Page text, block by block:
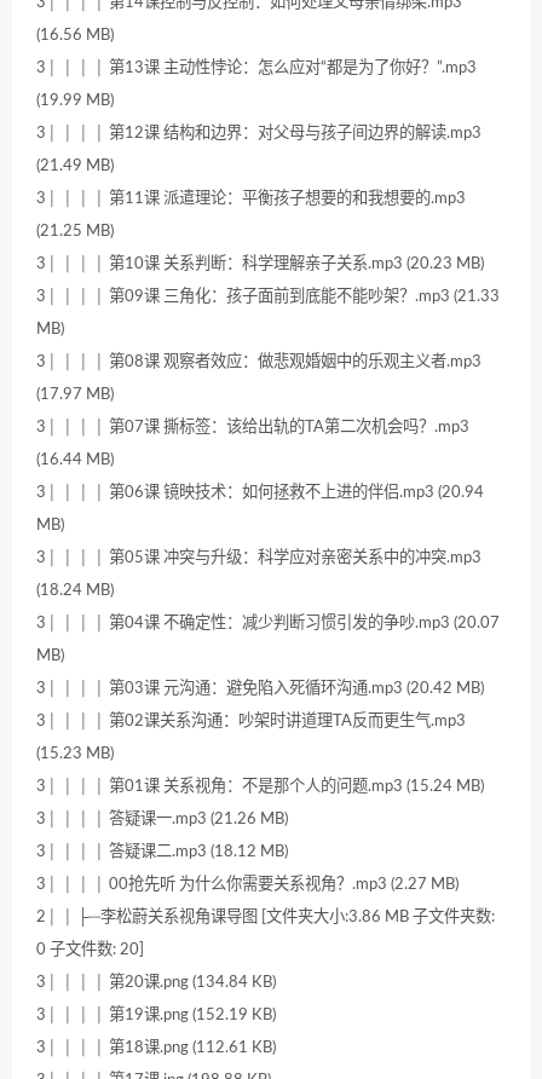
(16.56 MB)
3│ │ │ │ 第13课 主动性悖论：怎么应对“都是为了你好？”.mp3
(19.99 MB)
3│ │ │ │ 第12课 结构和边界：对父母与孩子间边界的解读.mp3
(21.49 MB)
3│ │ │ │ 第11课 派遣理论：平衡孩子想要的和我想要的.mp3
(21.25 MB)
3│ │ │ │ 第10课 关系判断：科学理解亲子关系.mp3 (20.23 MB)
3│ │ │ │ 第09课 三角化：孩子面前到底能不能吵架？.mp3 (21.33
MB)
3│ │ │ │ 第08课 观察者效应：做悲观婚姻中的乐观主义者.mp3
(17.97 MB)
3│ │ │ │ 第07课 撕标签：该给出轨的TA第二次机会吗？.mp3
(16.44 MB)
3│ │ │ │ 第06课 镜映技术：如何拯救不上进的伴侣.mp3 (20.94
MB)
3│ │ │ │ 第05课 冲突与升级：科学应对亲密关系中的冲突.mp3
(18.24 MB)
3│ │ │ │ 第04课 不确定性：减少判断习惯引发的争吵.mp3 (20.07
MB)
3│ │ │ │ 第03课 元沟通：避免陷入死循环沟通.mp3 (20.42 MB)
3│ │ │ │ 第02课关系沟通：吵架时讲道理TA反而更生气.mp3
(15.23 MB)
3│ │ │ │ 第01课 关系视角：不是那个人的问题.mp3 (15.24 MB)
3│ │ │ │ 答疑课一.mp3 (21.26 MB)
3│ │ │ │ 答疑课二.mp3 (18.12 MB)
3│ │ │ │ 00抢先听 为什么你需要关系视角？.mp3 (2.27 MB)
2│ │ ├─李松蔚关系视角课导图 [文件夹大小:3.86 MB 子文件夹数:
0 子文件数: 20]
3│ │ │ │ 第20课.png (134.84 KB)
3│ │ │ │ 第19课.png (152.19 KB)
3│ │ │ │ 第18课.png (112.61 KB)